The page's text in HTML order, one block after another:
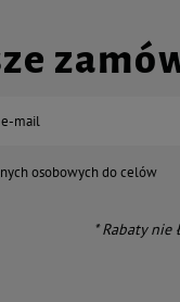
e-mail
osobowych do celów
* Rabaty nie